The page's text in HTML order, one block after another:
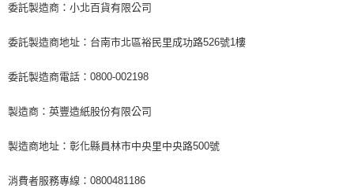
委託製造商：小北百貨有限公司
委託製造商地址：台南市北區裕民里成功路526號1樓
委託製造商電話：0800-002198
製造商：英豐造紙股份有限公司
製造商地址：彰化縣員林市中央里中央路500號
消費者服務專線：0800481186